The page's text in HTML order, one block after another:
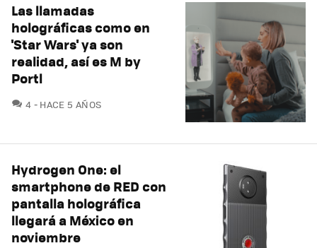
Las llamadas
holográficas como en
'Star Wars' ya son
realidad, así es M by
Portl
4 COMENTARIOS
HACE 5 AÑOS
Hydrogen One: el
smartphone de RED con
pantalla holográfica
llegará a México en
noviembre